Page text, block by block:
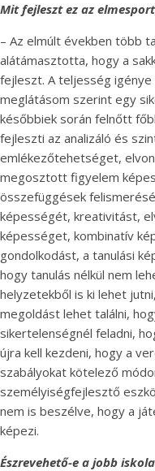
Mit fejleszt ez az
– Az elmúlt években több
alátámasztotta, hogy a
fejleszt. A teljesség igénye
meglátásom szerint egy
későbbiek során felnőtt
fejleszti az analizáló és
emlékezőtehetséget,
megosztott figyelem
összefüggések
képességét, kreativitást,
képességet, kombinatív
gondolkodást, a tanulási
hogy tanulás nélkül nem
helyzetekből is ki lehet
megoldást lehet találni,
sikertelenségnél feladni,
újra kell kezdeni, hogy a
szabályokat kötelező
személyiségfejlesztő
nem is beszélve, hogy a
képezi.
Észrevehető-e a jobb